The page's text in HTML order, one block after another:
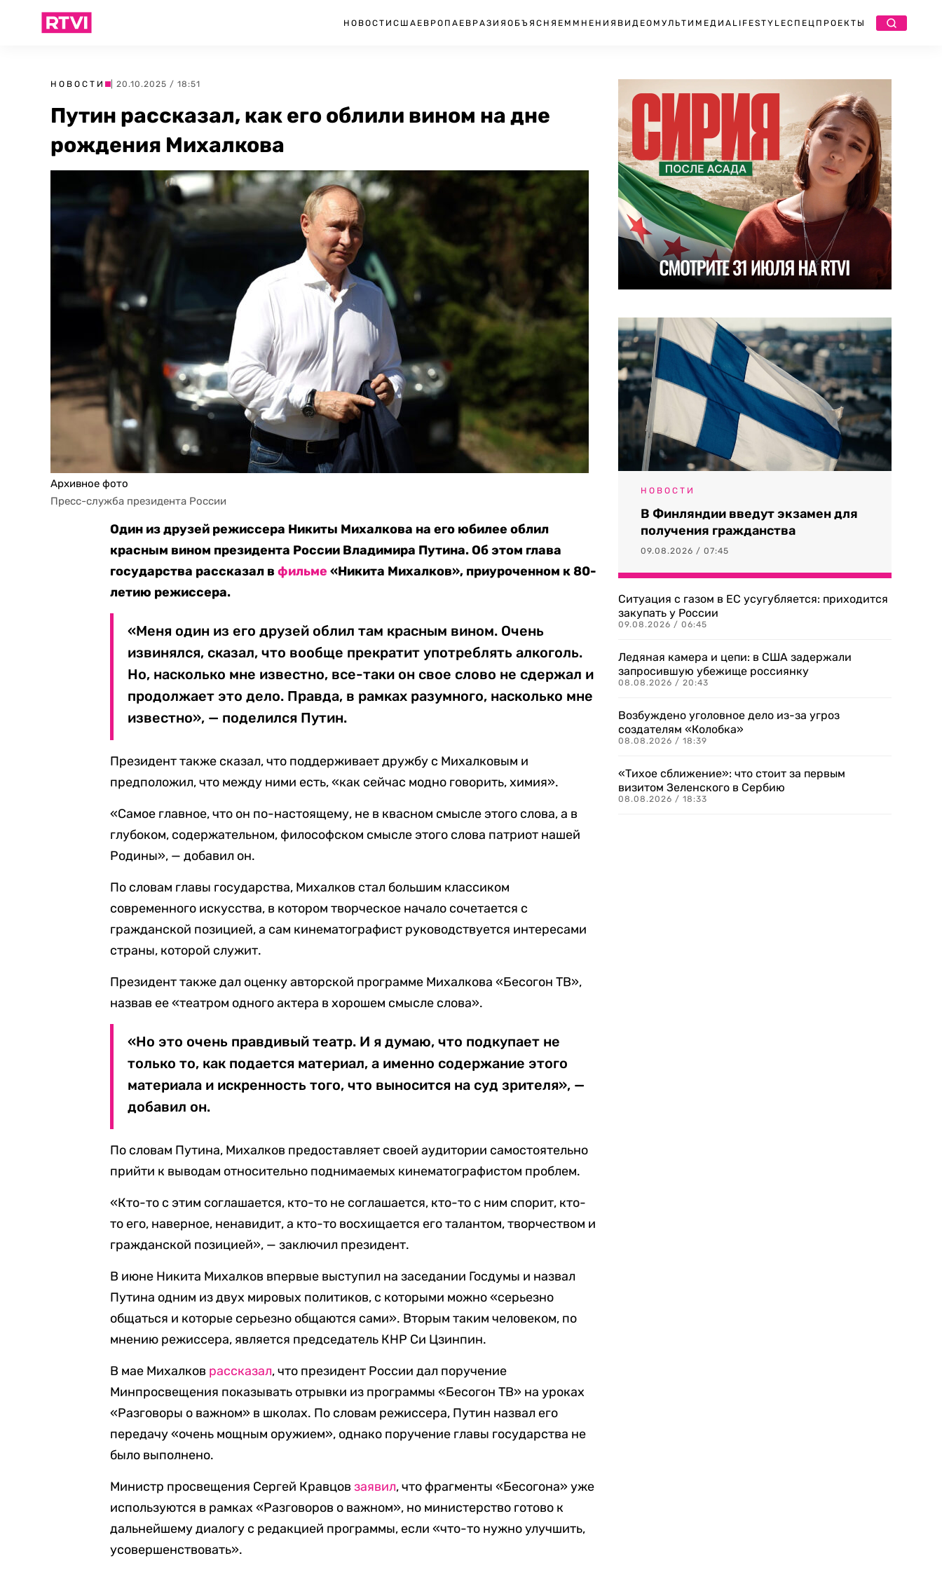
НОВОСТИ США ЕВРОПА ЕВРАЗИЯ ОБЪЯСНЯЕМ МНЕНИЯ ВИДЕО МУЛЬТИМЕДИА LIFESTYLEСПЕЦПРОЕКТЫ
НОВОСТИ | 20.10.2025 / 18:51
Путин рассказал, как его облили вином на дне
рождения Михалкова
Архивное фото
Пресс-служба президента России
Один из друзей режиссера Никиты Михалкова на его юбилее облил
красным вином президента России Владимира Путина. Об этом глава
государства рассказал вфильме «Никита Михалков», приуроченном к 80-
летию режиссера.
«Меня один из его друзей облил там красным вином. Очень
извинялся, сказал, что вообще прекратит употреблять алкоголь.
Но, насколько мне известно, все-таки он свое слово не сдержал и
продолжает это дело. Правда, в рамках разумного, насколько мне
известно», — поделился Путин.
Президент также сказал, что поддерживает дружбу с Михалковым и
предположил, что между ними есть, «как сейчас модно говорить, химия».
«Самое главное, что он по-настоящему, не в квасном смысле этого слова, а в
глубоком, содержательном, философском смысле этого слова патриот нашей
Родины», — добавил он.
По словам главы государства, Михалков стал большим классиком
современного искусства, в котором творческое начало сочетается с
гражданской позицией, а сам кинематографист руководствуется интересами
страны, которой служит.
Президент также дал оценку авторской программе Михалкова «Бесогон ТВ»,
назвав ее «театром одного актера в хорошем смысле слова».
«Но это очень правдивый театр. И я думаю, что подкупает не
только то, как подается материал, а именно содержание этого
материала и искренность того, что выносится на суд зрителя», —
добавил он.
По словам Путина, Михалков предоставляет своей аудитории самостоятельно
прийти к выводам относительно поднимаемых кинематографистом проблем.
«Кто-то с этим соглашается, кто-то не соглашается, кто-то с ним спорит, кто-
то его, наверное, ненавидит, а кто-то восхищается его талантом, творчеством и
гражданской позицией», — заключил президент.
В июне Никита Михалков впервые выступил на заседании Госдумы и назвал
Путина одним из двух мировых политиков, с которыми можно «серьезно
общаться и которые серьезно общаются сами». Вторым таким человеком, по
мнению режиссера, является председатель КНР Си Цзинпин.
В мае Михалков рассказал, что президент России дал поручение
Минпросвещения показывать отрывки из программы «Бесогон ТВ» на уроках
«Разговоры о важном» в школах. По словам режиссера, Путин назвал его
передачу «очень мощным оружием», однако поручение главы государства не
было выполнено.
Министр просвещения Сергей Кравцовзаявил, что фрагменты «Бесогона» уже
используются в рамках «Разговоров о важном», но министерство готово к
дальнейшему диалогу с редакцией программы, если «что-то нужно улучшить,
усовершенствовать».
НОВОСТИ
В Финляндии введут экзамен для
получения гражданства
09.08.2026 / 07:45
Ситуация с газом в ЕС усугубляется: приходится
закупать у России
09.08.2026 / 06:45
Ледяная камера и цепи: в США задержали
запросившую убежище россиянку
08.08.2026 / 20:43
Возбуждено уголовное дело из-за угроз
создателям «Колобка»
08.08.2026 / 18:39
«Тихое сближение»: что стоит за первым
визитом Зеленского в Сербию
08.08.2026 / 18:33